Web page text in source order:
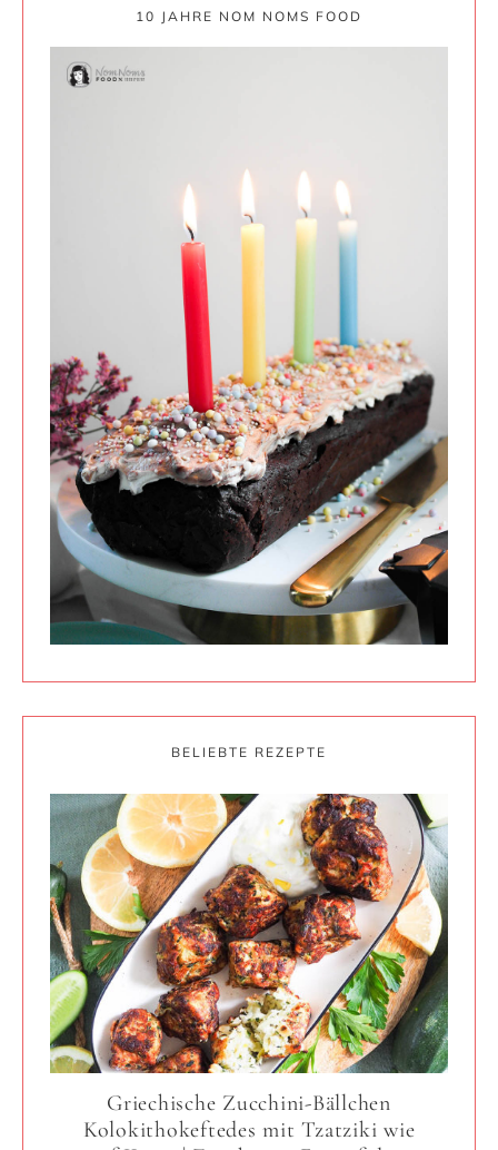
10 JAHRE NOM NOMS FOOD
BELIEBTE REZEPTE
Griechische Zucchini-Bällchen
Kolokithokeftedes mit Tzatziki wie